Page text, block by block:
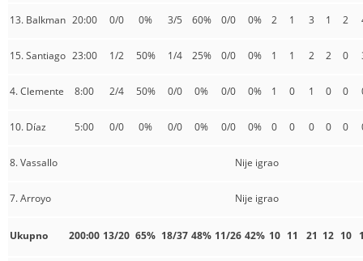
13. Balkman 20:00 0/0 0% 3/5 60% 0/0 0% 2 1 3 1 2
15. Santiago 23:00 1/2 50% 1/4 25% 0/0 0% 1 1 2 2 0
4. Clemente 8:00 2/4 50% 0/0 0% 0/0 0% 1 0 1 0 0
10. Díaz 5:00 0/0 0% 0/0 0% 0/0 0% 0 0 0 0 0
8. Vassallo Nije igrao
7. Arroyo Nije igrao
Ukupno 200:00 13/20 65% 18/37 48% 11/26 42% 10 11 21 12 10